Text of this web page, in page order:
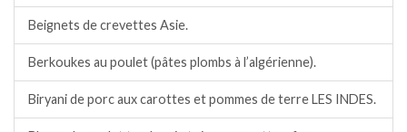
Beignets de crevettes Asie.
Berkoukes au poulet (pâtes plombs à l’algérienne).
Biryani de porc aux carottes et pommes de terre LES INDES.